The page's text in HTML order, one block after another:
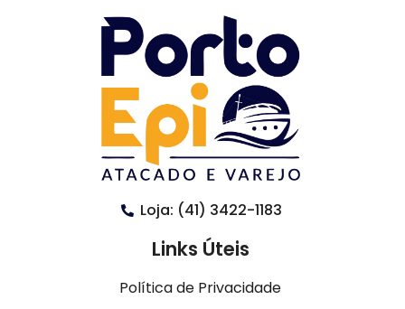
Loja: (41) 3422-1183
Links Úteis
Política de Privacidade